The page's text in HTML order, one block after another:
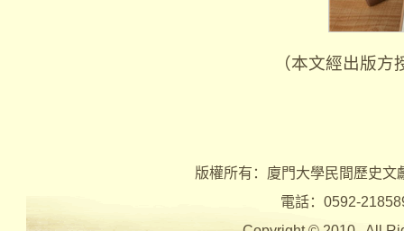
（本文經出版
版權所有：廈門大學民間歷史
電話：0592-